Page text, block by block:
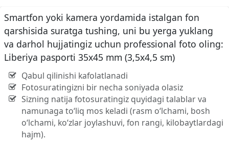
Smartfon yoki kamera yordamida istalgan fon
qarshisida suratga tushing, uni bu yerga yuklang
va darhol hujjatingiz uchun professional foto oling:
Liberiya pasporti 35x45 mm (3,5x4,5 sm)
Qabul qilinishi kafolatlanadi
Fotosuratingizni bir necha soniyada olasiz
Sizning natija fotosuratingiz quyidagi talablar va
namunaga to‘liq mos keladi (rasm o‘lchami, bosh
o‘lchami, ko‘zlar joylashuvi, fon rangi, kilobaytlardagi
hajm).